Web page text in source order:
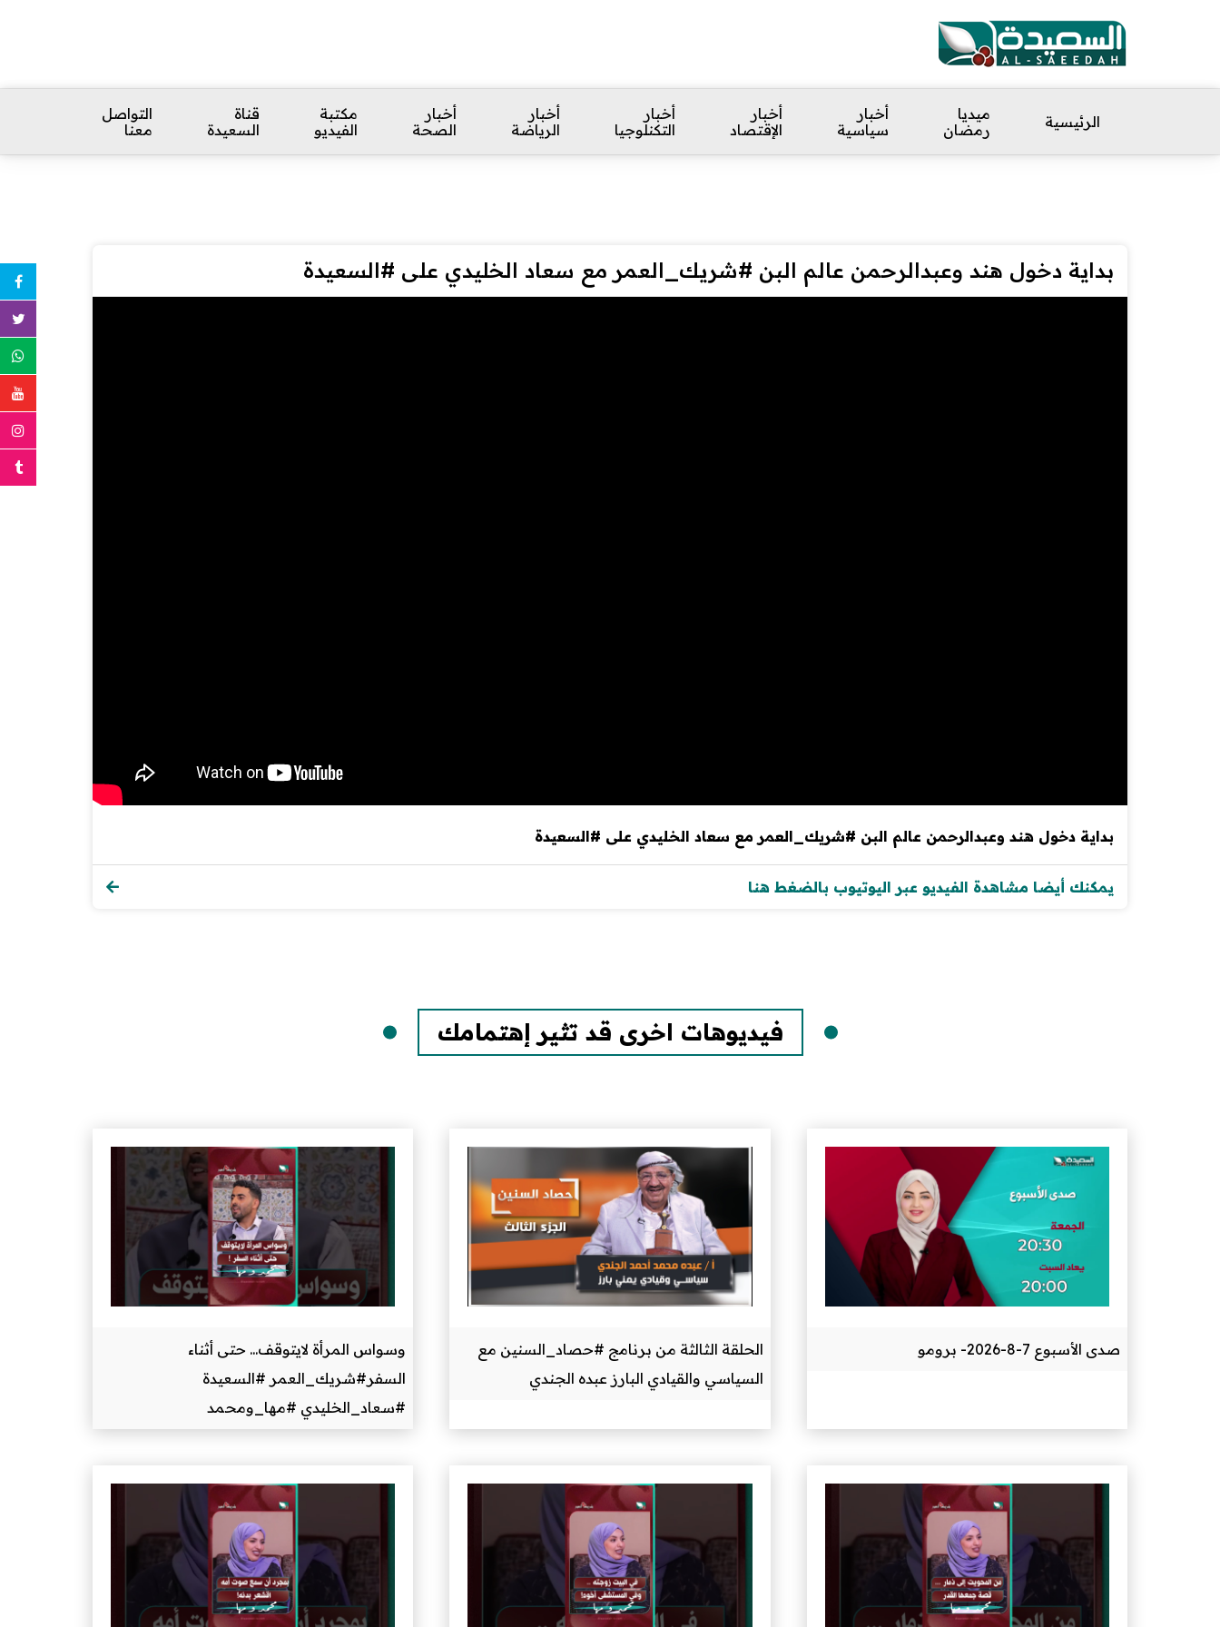
الرئيسية
ميديا
رمضان
أخبار
سياسية
أخبار
الإقتصاد
أخبار
التكنلوجيا
أخبار
الرياضة
أخبار
الصحة
مكتبة
الفيديو
قناة
السعيدة
التواصل
معنا
بداية دخول هند وعبدالرحمن عالم البن #شريك_العمر مع سعاد الخليدي على #السعيدة
بداية دخول هند وعبدالرحمن عالم البن #شريك_العمر مع سعاد الخليدي على #السعيدة
يمكنك أيضا مشاهدة الفيديو عبر اليوتيوب بالضغط هنا
فيديوهات اخرى قد تثير إهتمامك
صدى الأسبوع 7-8-2026- برومو
الحلقة الثالثة من برنامج #حصاد_السنين مع
السياسي والقيادي البارز عبده الجندي
وسواس المرأة لايتوقف... حتى أثناء
السفر#شريك_العمر #السعيدة
#سعاد_الخليدي #مها_ومحمد